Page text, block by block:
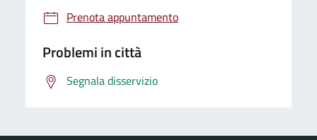
Prenota appuntamento
Problemi in città
Segnala disservizio